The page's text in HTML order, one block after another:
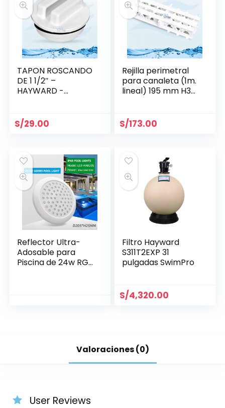
TAPON ROSCANDO
DE 1 1/2″ –
HAYWARD -
S/29.00
Rejilla perimetral
para canaleta (1m.
lineal) 195 mm H35
S/173.00
Reflector Ultra-
Adosable para
Piscina de 24w RGB
Filtro Hayward
S311T2EXP 31
pulgadas SwimPro
S/4,320.00
Valoraciones (0)
User Reviews